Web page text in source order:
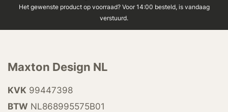
Het gewenste product op voorraad? Voor 14:00 besteld, is vandaag
verstuurd.
Maxton Design NL
KVK 99447398
BTW NL868995575B01